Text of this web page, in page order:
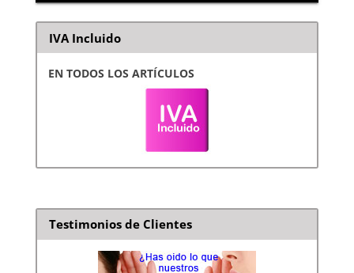
IVA Incluido
EN TODOS LOS ARTÍCULOS
Testimonios de Clientes